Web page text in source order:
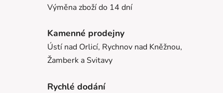
Výměna zboží do 14 dní
Kamenné prodejny
Ústí nad Orlicí, Rychnov nad Kněžnou,
Žamberk a Svitavy
Rychlé dodání